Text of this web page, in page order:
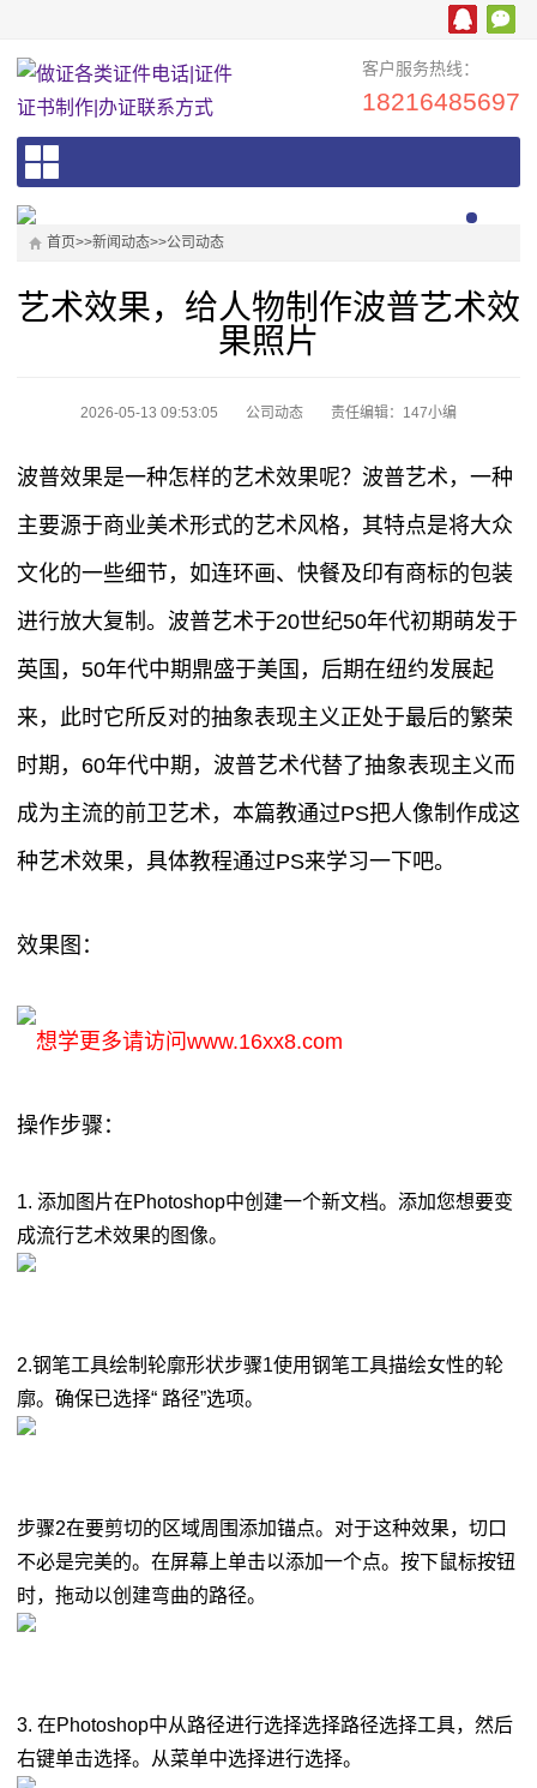
客户服务热线：
18216485697
首页>>新闻动态>>公司动态
艺术效果，给人物制作波普艺术效
果照片
2026-05-13 09:53:05 公司动态 责任编辑：147小编
波普效果是一种怎样的艺术效果呢？波普艺术，一种
主要源于商业美术形式的艺术风格，其特点是将大众
文化的一些细节，如连环画、快餐及印有商标的包装
进行放大复制。波普艺术于20世纪50年代初期萌发于
英国，50年代中期鼎盛于美国，后期在纽约发展起
来，此时它所反对的抽象表现主义正处于最后的繁荣
时期，60年代中期，波普艺术代替了抽象表现主义而
成为主流的前卫艺术，本篇教通过PS把人像制作成这
种艺术效果，具体教程通过PS来学习一下吧。
效果图：
想学更多请访问www.16xx8.com
操作步骤：
1. 添加图片在Photoshop中创建一个新文档。添加您想要变
成流行艺术效果的图像。
2.钢笔工具绘制轮廓形状步骤1使用钢笔工具描绘女性的轮
廓。确保已选择“ 路径”选项。
步骤2在要剪切的区域周围添加锚点。对于这种效果，切口
不必是完美的。在屏幕上单击以添加一个点。按下鼠标按钮
时，拖动以创建弯曲的路径。
3. 在Photoshop中从路径进行选择选择路径选择工具，然后
右键单击选择。从菜单中选择进行选择。